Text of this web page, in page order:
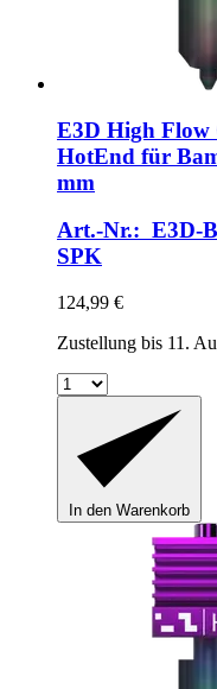
E3D High Flow
HotEnd für
mm
Art.-Nr.: E3D-
SPK
124,99 €
Zustellung bis 11.
In den Warenkorb